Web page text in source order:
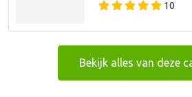
10
Bekijk alles van deze